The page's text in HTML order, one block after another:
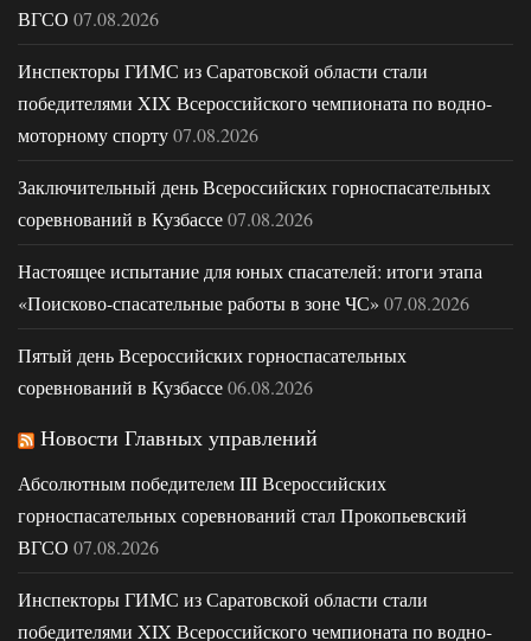
ВГСО 07.08.2026
Инспекторы ГИМС из Саратовской области стали
победителями XIX Всероссийского чемпионата по водно-
моторному спорту07.08.2026
Заключительный день Всероссийских горноспасательных
соревнований в Кузбассе07.08.2026
Настоящее испытание для юных спасателей: итоги этапа
«Поисково-спасательные работы в зоне ЧС» 07.08.2026
Пятый день Всероссийских горноспасательных
соревнований в Кузбассе06.08.2026
Новости Главных управлений
Абсолютным победителем III Всероссийских
горноспасательных соревнований стал Прокопьевский
ВГСО 07.08.2026
Инспекторы ГИМС из Саратовской области стали
победителями XIX Всероссийского чемпионата по водно-